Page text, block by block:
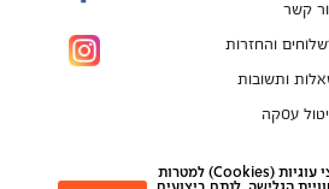
קשר
והחזרות
ותשובות
עסקה
מחכה לך!
האתר עושה שימוש בקובצי עוגיות (Cookies) למטרות